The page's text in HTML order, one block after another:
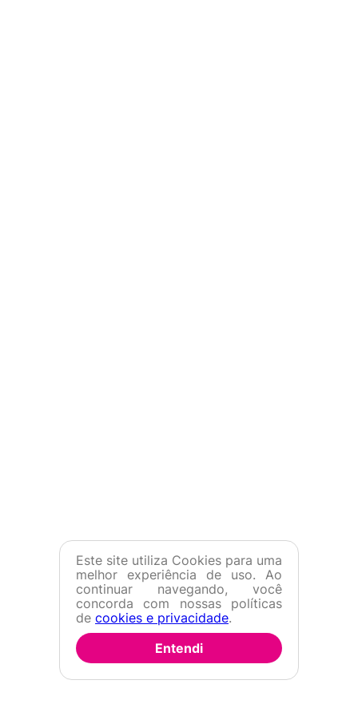
Este site utiliza Cookies para uma
melhor experiência de uso. Ao
continuar navegando, você
concorda com nossas políticas
de cookies e privacidade.
Entendi